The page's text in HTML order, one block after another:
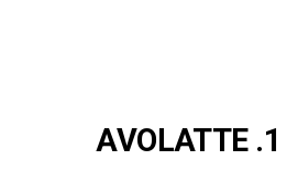
1. AVOLATTE